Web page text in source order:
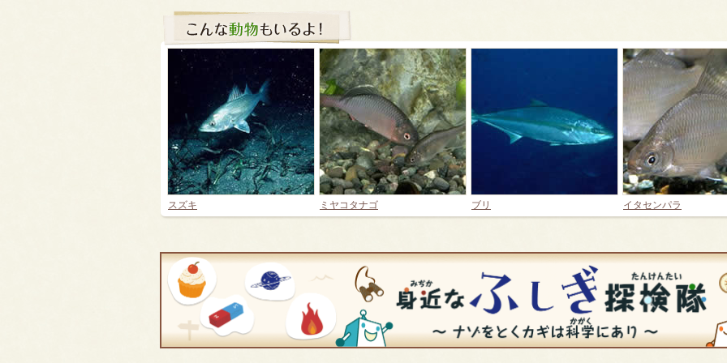
スズキ ミヤコタナゴ ブリ イタセンパラ